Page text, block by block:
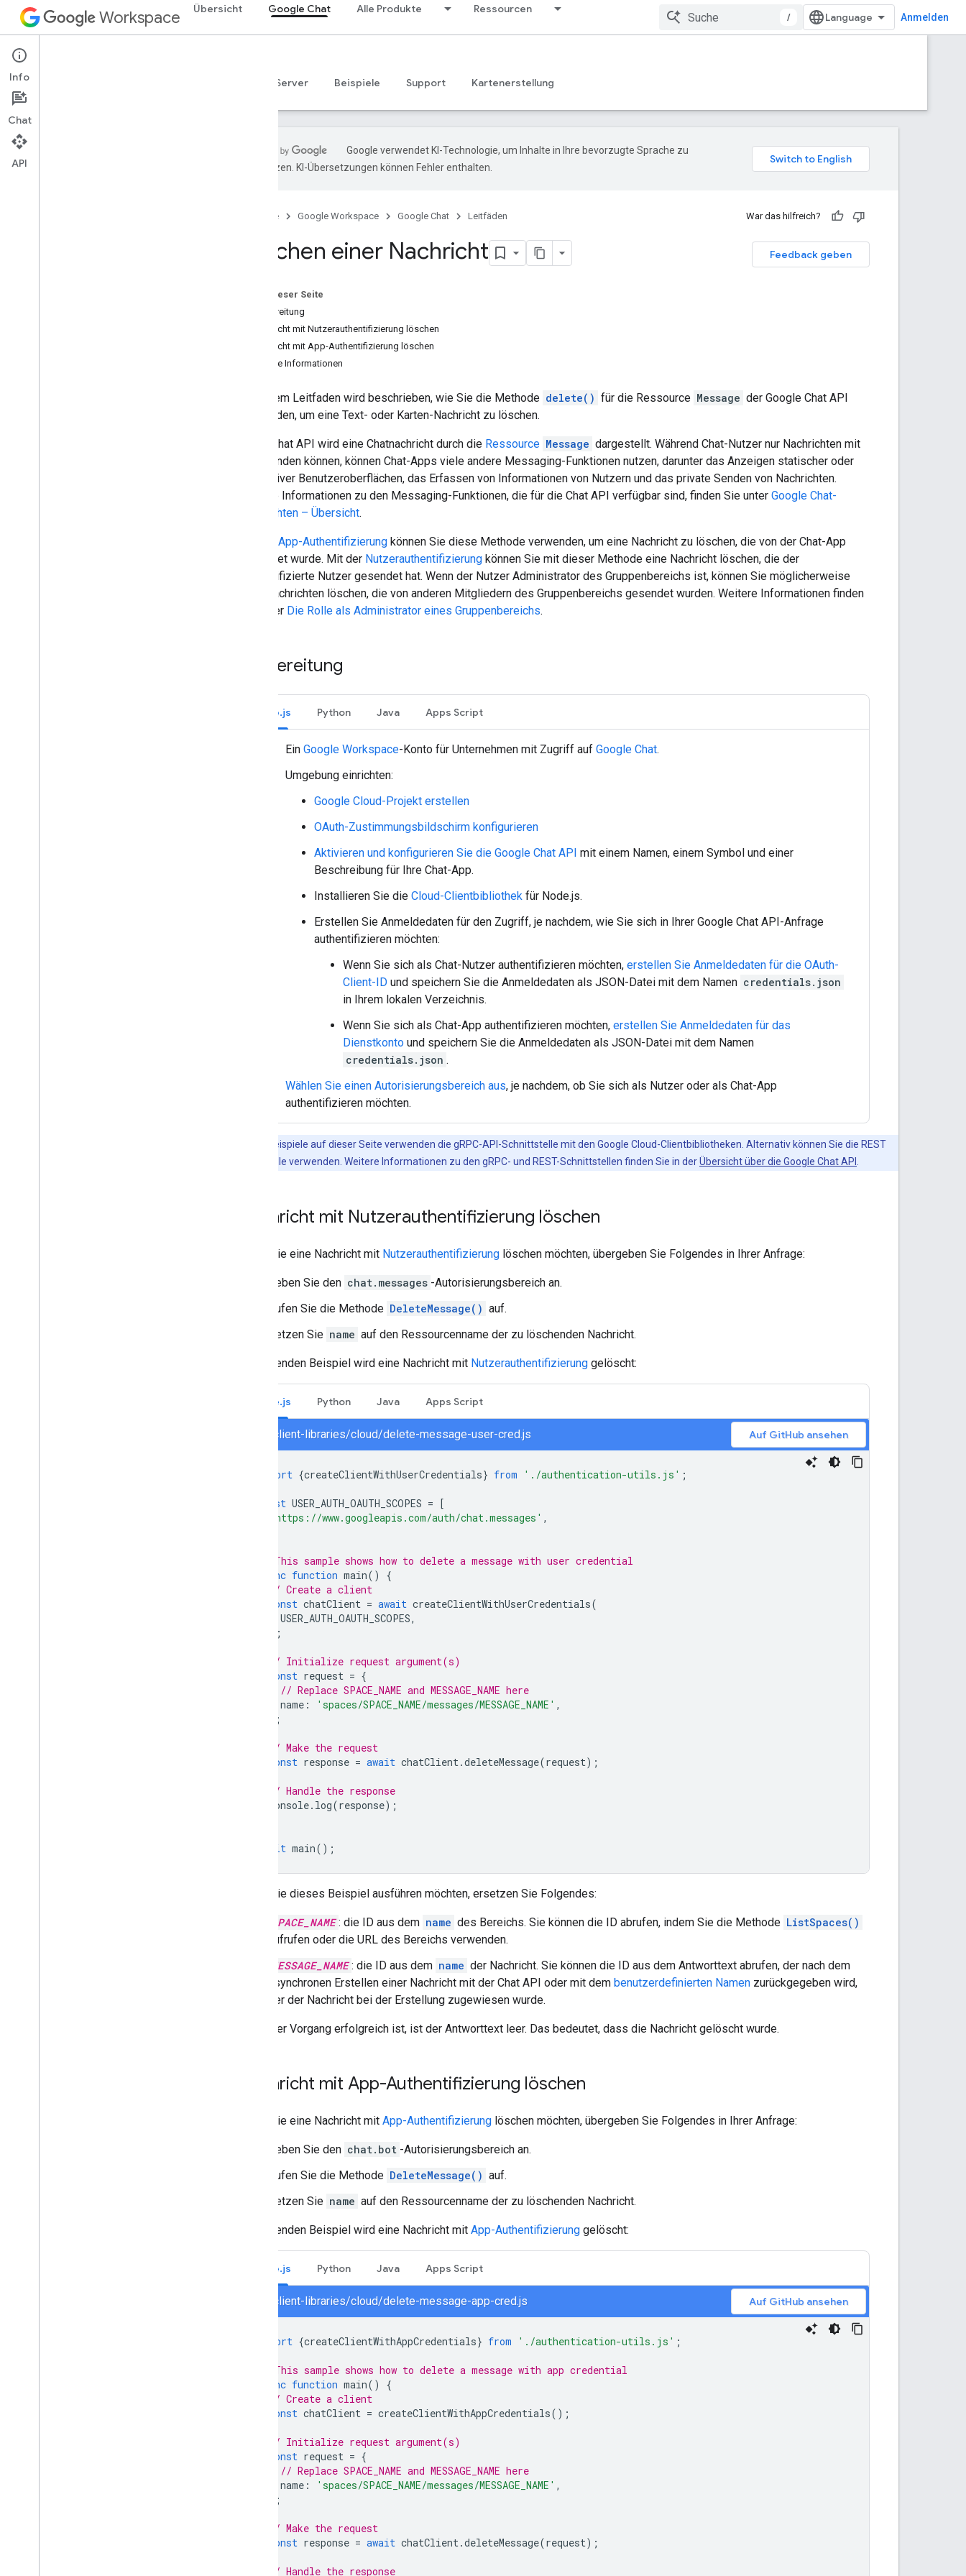
Workspace Übersicht Google Chat Alle Produkte Ressourcen
/ Anmelden
Google Chat
Übersicht MCP-Server Beispiele Support Kartenerstellung
Google verwendet KI-Technologie, um Inhalte in Ihre bevorzugte Sprache zu
übersetzen. KI-Übersetzungen können Fehler enthalten.
Startseite Google Workspace Google Chat Leitfäden War das hilfreich?
Feedback geben
Löschen einer Nachricht
Auf dieser Seite
Vorbereitung
Nachricht mit Nutzerauthentifizierung löschen
Nachricht mit App-Authentifizierung löschen
Weitere Informationen
In diesem Leitfaden wird beschrieben, wie Sie die Methode delete() für die Ressource Message der Google Chat API
verwenden, um eine Text- oder Karten-Nachricht zu löschen.
In der Chat API wird eine Chatnachricht durch die Ressource Message dargestellt. Während Chat-Nutzer nur Nachrichten mit
Text senden können, können Chat-Apps viele andere Messaging-Funktionen nutzen, darunter das Anzeigen statischer oder
interaktiver Benutzeroberflächen, das Erfassen von Informationen von Nutzern und das private Senden von Nachrichten.
Weitere Informationen zu den Messaging-Funktionen, die für die Chat API verfügbar sind, finden Sie unter Google Chat-
Nachrichten – Übersicht.
App-Authentifizierung können Sie diese Methode verwenden, um eine Nachricht zu löschen, die von der Chat-App
gesendet wurde. Mit der Nutzerauthentifizierung können Sie mit dieser Methode eine Nachricht löschen, die der
authentifizierte Nutzer gesendet hat. Wenn der Nutzer Administrator des Gruppenbereichs ist, können Sie möglicherweise
auch Nachrichten löschen, die von anderen Mitgliedern des Gruppenbereichs gesendet wurden. Weitere Informationen finden
Sie unter Die Rolle als Administrator eines Gruppenbereichs.
Vorbereitung
Node.js Python Java Apps Script
Ein Google Workspace-Konto für Unternehmen mit Zugriff auf Google Chat.
Umgebung einrichten:
Google Cloud-Projekt erstellen
OAuth-Zustimmungsbildschirm konfigurieren
Aktivieren und konfigurieren Sie die Google Chat API mit einem Namen, einem Symbol und einer
Beschreibung für Ihre Chat-App.
Installieren Sie die Cloud-Clientbibliothek für Node.js.
Erstellen Sie Anmeldedaten für den Zugriff, je nachdem, wie Sie sich in Ihrer Google Chat API-Anfrage
authentifizieren möchten:
Wenn Sie sich als Chat-Nutzer authentifizieren möchten, erstellen Sie Anmeldedaten für die OAuth-
Client-ID und speichern Sie die Anmeldedaten als JSON-Datei mit dem Namen credentials.json
in Ihrem lokalen Verzeichnis.
Wenn Sie sich als Chat-App authentifizieren möchten, erstellen Sie Anmeldedaten für das
Dienstkonto und speichern Sie die Anmeldedaten als JSON-Datei mit dem Namen
credentials.json .
Wählen Sie einen Autorisierungsbereich aus, je nachdem, ob Sie sich als Nutzer oder als Chat-App
authentifizieren möchten.
Die Codebeispiele auf dieser Seite verwenden die gRPC-API-Schnittstelle mit den Google Cloud-Clientbibliotheken. Alternativ können Sie die REST
API-Schnittstelle verwenden. Weitere Informationen zu den gRPC- und REST-Schnittstellen finden Sie in derÜbersicht über die Google Chat API
Nachricht mit Nutzerauthentifizierung löschen
Wenn Sie eine Nachricht mit Nutzerauthentifizierung löschen möchten, übergeben Sie Folgendes in Ihrer Anfrage:
Geben Sie den chat.messages -Autorisierungsbereich an.
Rufen Sie die Methode DeleteMessage() auf.
Setzen Sie name auf den Ressourcenname der zu löschenden Nachricht.
Im folgenden Beispiel wird eine Nachricht mit Nutzerauthentifizierung gelöscht:
Node.js Python Java Apps Script
chat/client-libraries/cloud/delete-message-user-cred.js Auf GitHub ansehen
import {createClientWithUserCredentials} from './authentication-utils.js' ;
const USER_AUTH_OAUTH_SCOPES = [
'https://www.googleapis.com/auth/chat.messages' ,
// This sample shows how to delete a message with user credential
async function main()
{
// Create a client
const chatClient = await createClientWithUserCredentials(
USER_AUTH_OAUTH_SCOPES,
);
// Initialize request argument(s)
const request = {
// Replace SPACE_NAME and MESSAGE_NAME here
name : 'spaces/SPACE_NAME/messages/MESSAGE_NAME' ,
};
// Make the request
const response = await chatClient.deleteMessage(request);
// Handle the response
console. log(response);
await main();
Wenn Sie dieses Beispiel ausführen möchten, ersetzen Sie Folgendes:
SPACE_NAME : die ID aus dem name des Bereichs. Sie können die ID abrufen, indem Sie die Methode ListSpaces()
aufrufen oder die URL des Bereichs verwenden.
MESSAGE_NAME : die ID aus dem name der Nachricht. Sie können die ID aus dem Antworttext abrufen, der nach dem
asynchronen Erstellen einer Nachricht mit der Chat API oder mit dem benutzerdefinierten Namen zurückgegeben wird,
der der Nachricht bei der Erstellung zugewiesen wurde.
Wenn der Vorgang erfolgreich ist, ist der Antworttext leer. Das bedeutet, dass die Nachricht gelöscht wurde.
Nachricht mit App-Authentifizierung löschen
Wenn Sie eine Nachricht mit App-Authentifizierung löschen möchten, übergeben Sie Folgendes in Ihrer Anfrage:
Geben Sie den chat.bot -Autorisierungsbereich an.
Rufen Sie die Methode DeleteMessage() auf.
Setzen Sie name auf den Ressourcenname der zu löschenden Nachricht.
Im folgenden Beispiel wird eine Nachricht mit App-Authentifizierung gelöscht:
Node.js Python Java Apps Script
chat/client-libraries/cloud/delete-message-app-cred.js Auf GitHub ansehen
import {createClientWithAppCredentials} from './authentication-utils.js' ;
// This sample shows how to delete a message with app credential
async function main()
{
// Create a client
const chatClient = createClientWithAppCredentials();
// Initialize request argument(s)
const request = {
// Replace SPACE_NAME and MESSAGE_NAME here
name : 'spaces/SPACE_NAME/messages/MESSAGE_NAME' ,
};
// Make the request
const response = await chatClient.deleteMessage(request);
// Handle the response
Info
Chat
API